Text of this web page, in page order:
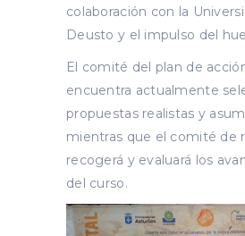
colaboración con la
Deusto y el impulso del
El comité del plan de
encuentra actualmente
propuestas realistas y
mientras que el comité de
recogerá y evaluará los
del curso.